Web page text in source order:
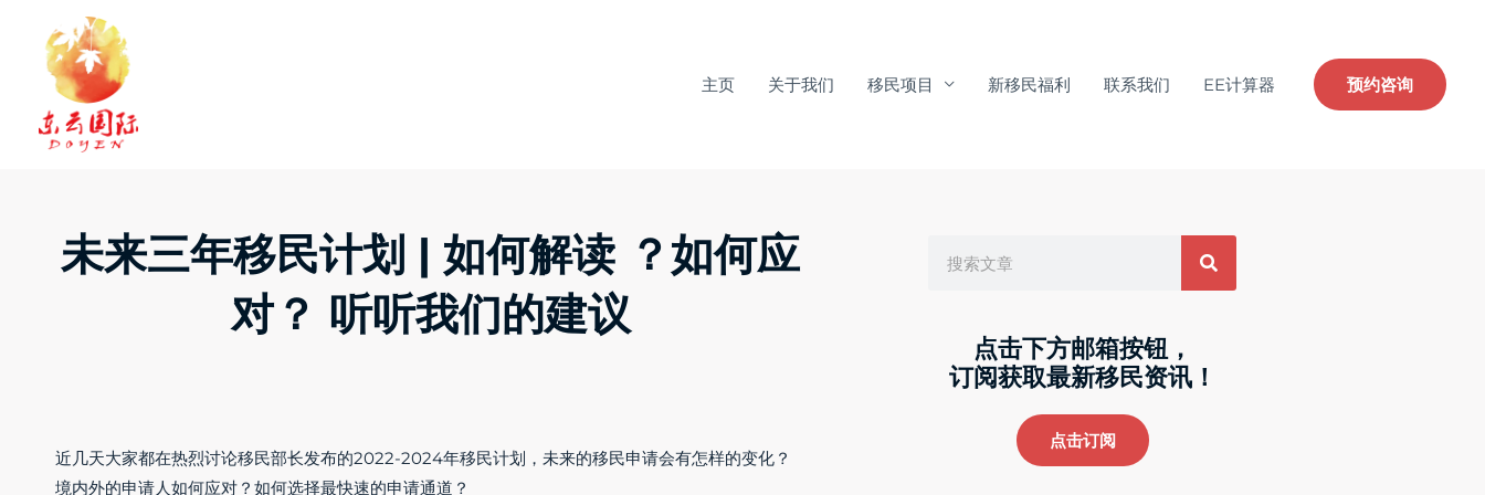
content
主页 关于我们 移民项目 新移民福利 联系我们 EE计算器 预约咨询
未来三年移民计划 | 如何解读 ？如何应
对？ 听听我们的建议
近几天大家都在热烈讨论移民部长发布的2022-2024年移民计划，未来的移民申请会有怎样的变化？
境内外的申请人如何应对？如何选择最快速的申请通道？
点击下方邮箱按钮，
订阅获取最新移民资讯！
点击订阅